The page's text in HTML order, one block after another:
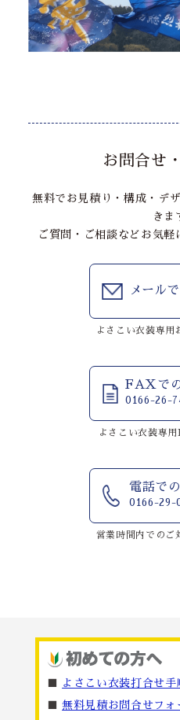
お問合せ
無料でお見積り・構成・デ
きま
ご質問・ご相談などお気軽
メール
よさこい衣装専用
FAXで
0166-26-
よさこい衣装専
電話で
0166-29-
営業時間内でのご
よさこい衣装打合せ手
■無料見積お問合せフォ